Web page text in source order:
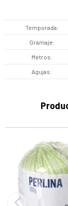
Temporada
Gramaje
Metros
Agujas